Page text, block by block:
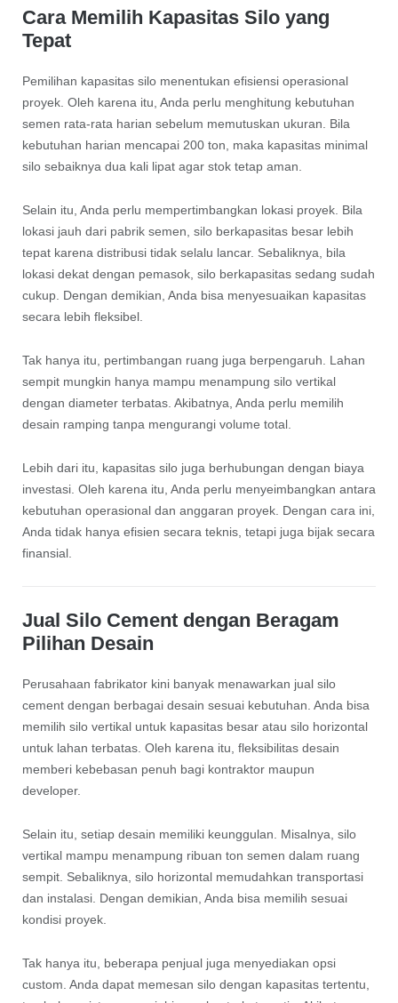
Cara Memilih Kapasitas Silo yang
Tepat
Pemilihan kapasitas silo menentukan efisiensi operasional
proyek. Oleh karena itu, Anda perlu menghitung kebutuhan
semen rata-rata harian sebelum memutuskan ukuran. Bila
kebutuhan harian mencapai 200 ton, maka kapasitas minimal
silo sebaiknya dua kali lipat agar stok tetap aman.
Selain itu, Anda perlu mempertimbangkan lokasi proyek. Bila
lokasi jauh dari pabrik semen, silo berkapasitas besar lebih
tepat karena distribusi tidak selalu lancar. Sebaliknya, bila
lokasi dekat dengan pemasok, silo berkapasitas sedang sudah
cukup. Dengan demikian, Anda bisa menyesuaikan kapasitas
secara lebih fleksibel.
Tak hanya itu, pertimbangan ruang juga berpengaruh. Lahan
sempit mungkin hanya mampu menampung silo vertikal
dengan diameter terbatas. Akibatnya, Anda perlu memilih
desain ramping tanpa mengurangi volume total.
Lebih dari itu, kapasitas silo juga berhubungan dengan biaya
investasi. Oleh karena itu, Anda perlu menyeimbangkan antara
kebutuhan operasional dan anggaran proyek. Dengan cara ini,
Anda tidak hanya efisien secara teknis, tetapi juga bijak secara
finansial.
Jual Silo Cement dengan Beragam
Pilihan Desain
Perusahaan fabrikator kini banyak menawarkan jual silo
cement dengan berbagai desain sesuai kebutuhan. Anda bisa
memilih silo vertikal untuk kapasitas besar atau silo horizontal
untuk lahan terbatas. Oleh karena itu, fleksibilitas desain
memberi kebebasan penuh bagi kontraktor maupun
developer.
Selain itu, setiap desain memiliki keunggulan. Misalnya, silo
vertikal mampu menampung ribuan ton semen dalam ruang
sempit. Sebaliknya, silo horizontal memudahkan transportasi
dan instalasi. Dengan demikian, Anda bisa memilih sesuai
kondisi proyek.
Tak hanya itu, beberapa penjual juga menyediakan opsi
custom. Anda dapat memesan silo dengan kapasitas tertentu,